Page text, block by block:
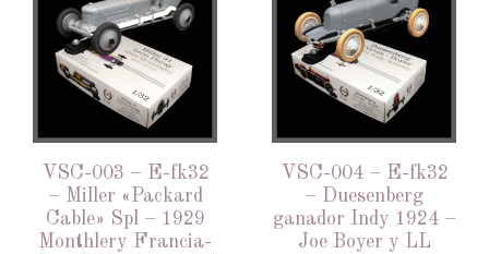
VSC-003 – E-fk32
– Miller «Packard
Cable» Spl – 1929
Monthlery Francia-
VSC-004 – E-fk32
– Duesenberg
ganador Indy 1924 –
Joe Boyer y LL